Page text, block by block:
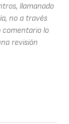
llamanado
no a través
comentario lo
revisión